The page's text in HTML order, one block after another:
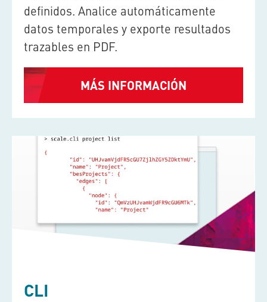
definidos. Analice automáticamente
datos temporales y exporte resultados
trazables en PDF.
MÁS INFORMACIÓN
CLI